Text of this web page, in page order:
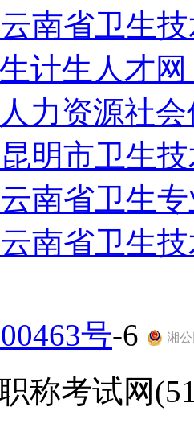
南省卫生
计生人才网
力资源社
明市卫生
南省卫生
南省卫生
号-6 湘公
称考试网